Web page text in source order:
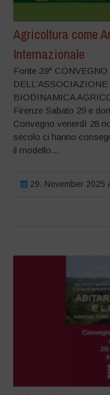
Agricoltura come
Internazionale
Fonte 39°
BIODINAMICA
Firenze Sabato 29 e
Convegno venerdì 28
secolo ci hanno
il modello...
29. November 2025